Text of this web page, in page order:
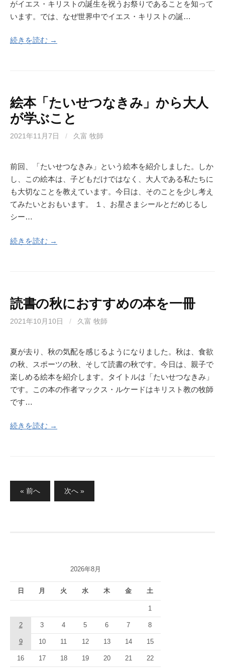
がイエス・キリストの誕生を祝うお祭りであることを知って
います。では、なぜ世界中でイエス・キリストの誕…
続きを読む →
絵本「たいせつなきみ」から大人
が学ぶこと
2021年11月7日 / 久富 牧師
前回、「たいせつなきみ」という絵本を紹介しました。しか
し、この絵本は、子どもだけではなく、大人である私たちに
も大切なことを教えています。今日は、そのことを少し考え
てみたいとおもいます。 １、お星さまシールとだめじるし
シー…
続きを読む →
読書の秋におすすめの本を一冊
2021年10月10日 / 久富 牧師
夏が去り、秋の気配を感じるようになりました。秋は、食欲
の秋、スポーツの秋、そして読書の秋です。今日は、親子で
楽しめる絵本を紹介します。タイトルは「たいせつなきみ」
です。この本の作者マックス・ルケードはキリスト教の牧師
です…
続きを読む →
稿
り
« 前へ 次へ »
2026年8月
日 月 火 水 木 金 土
1
2 3 4 5 6 7 8
9 10 11 12 13 14 15
16 17 18 19 20 21 22